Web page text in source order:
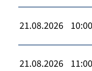
21.08.2026
21.08.2026